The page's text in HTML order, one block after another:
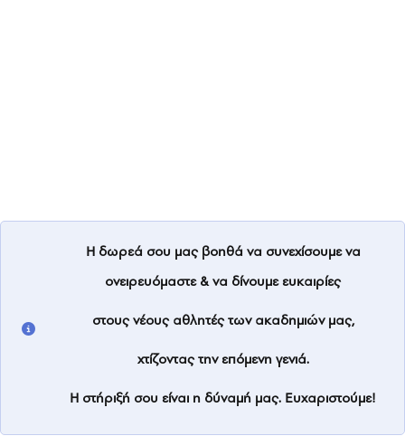
Η δωρεά σου μας βοηθά να συνεχίσουμε να
ονειρευόμαστε & να δίνουμε ευκαιρίες
στους νέους αθλητές των ακαδημιών μας,
χτίζοντας την επόμενη γενιά.
Η στήριξή σου είναι η δύναμή μας. Ευχαριστούμε!